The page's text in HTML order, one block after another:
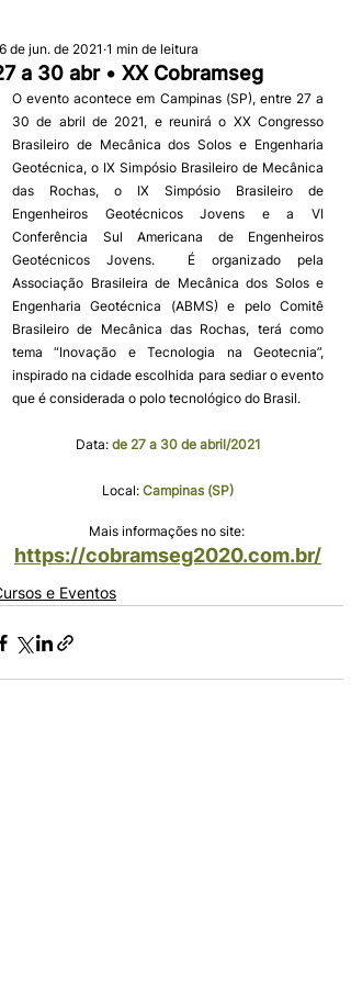
a 30 abr • XX Cobramseg
de jun. de 2021 1 min de leitura
O evento acontece em Campinas (SP), entre 27 a
30 de abril de 2021, e reunirá o XX Congresso
Brasileiro de Mecânica dos Solos e Engenharia
Geotécnica, o IX Simpósio Brasileiro de Mecânica
das Rochas, o IX Simpósio Brasileiro de
Engenheiros Geotécnicos Jovens e a VI
Conferência Sul Americana de Engenheiros
Geotécnicos Jovens.  É organizado pela
Associação Brasileira de Mecânica dos Solos e
Engenharia Geotécnica (ABMS) e pelo Comitê
Brasileiro de Mecânica das Rochas, terá como
tema “Inovação e Tecnologia na Geotecnia”,
inspirado na cidade escolhida para sediar o evento
que é considerada o polo tecnológico do Brasil.
Data: de 27 a 30 de abril/2021
Local: Campinas (SP)
Mais informações no site:
https://cobramseg2020.com.br/
e Eventos